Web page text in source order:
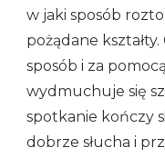
w jaki sposób
pożądane
sposób i za
wydmuchuje się
spotkanie kończy
dobrze słucha i